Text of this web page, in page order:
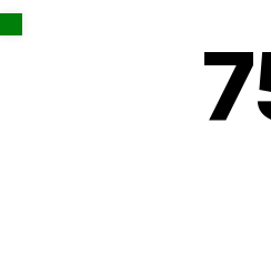
Open toolbar